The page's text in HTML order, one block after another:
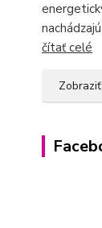
čítať celé